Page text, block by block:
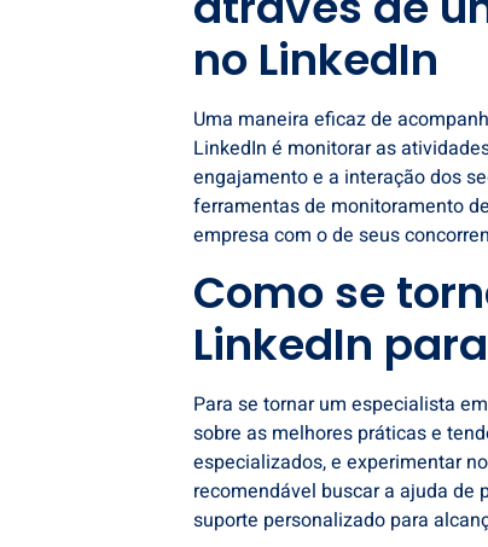
no LinkedIn
Uma maneira eficaz de
LinkedIn é monitorar as
engajamento e a interação dos
ferramentas de monitoramento
empresa com o de seus
Como se
LinkedIn
Para se tornar um especialista
sobre as melhores práticas e
especializados, e experimentar
recomendável buscar a ajuda de
suporte personalizado para